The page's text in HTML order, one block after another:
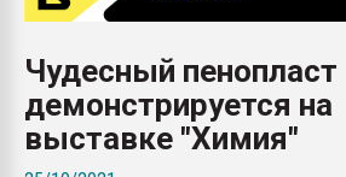
Чудесный пенопласт
демонстрируется на
выставке "Химия"